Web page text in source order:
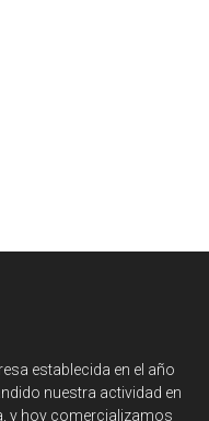
establecida en el año
nuestra actividad en
y hoy comercializamos